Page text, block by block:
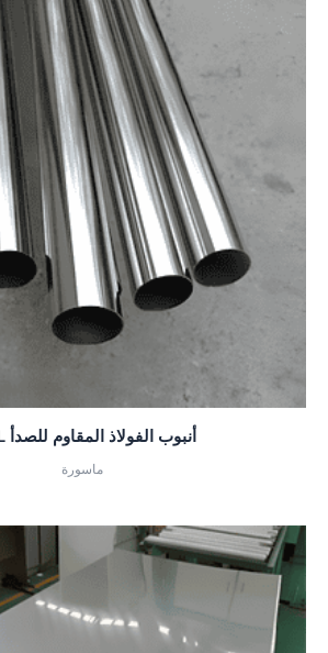
أنبوب الفولاذ المقاوم للصدأ 317L
ماسورة